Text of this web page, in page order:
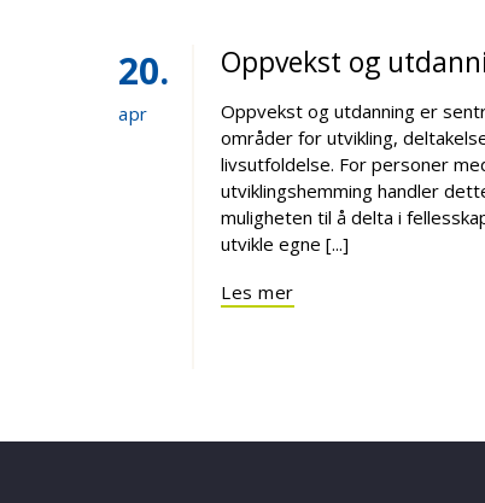
20
apr
Oppvekst og
Oppvekst og utdanning er
områder for utvikling,
livsutfoldelse. For personer
utviklingshemming handler
muligheten til å delta i
utvikle egne [...]
Les mer